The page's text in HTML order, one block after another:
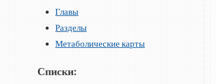
Главы
Разделы
Метаболические карты
Списки: